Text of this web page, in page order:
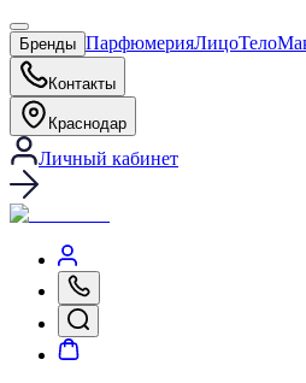
Бренды ПарфюмерияЛицоТело
Контакты
Краснодар
Личный кабинет